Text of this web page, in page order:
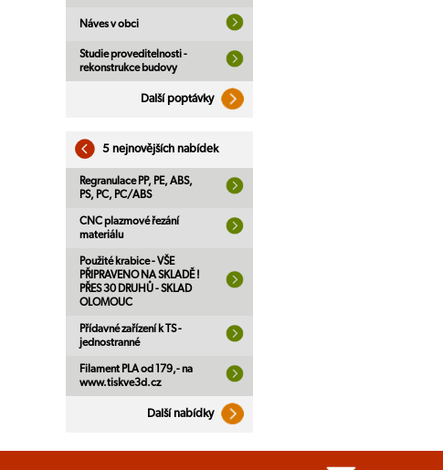
Náves v obci
Studie proveditelnosti -
rekonstrukce budovy
Další poptávky
5 nejnovějších nabídek
Regranulace PP, PE, ABS,
PS, PC, PC/ABS
CNC plazmové řezání
materiálu
Použité krabice - VŠE
PŘIPRAVENO NA SKLADĚ !
PŘES 30 DRUHŮ - SKLAD
OLOMOUC
Přídavné zařízení k TS -
jednostranné
Filament PLA od 179,- na
www.tiskve3d.cz
Další nabídky